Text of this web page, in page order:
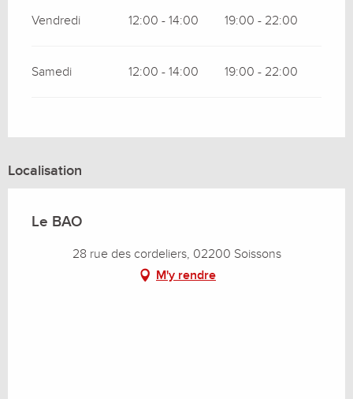
Vendredi 12:00 - 14:00 19:00 - 22:00
Samedi 12:00 - 14:00 19:00 - 22:00
Localisation
Le BAO
28 rue des cordeliers, 02200 Soissons
M'y rendre